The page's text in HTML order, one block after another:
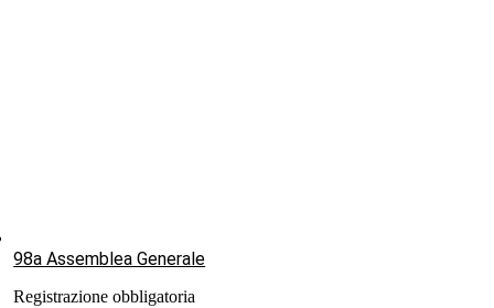
98a Assemblea Generale
Registrazione obbligatoria